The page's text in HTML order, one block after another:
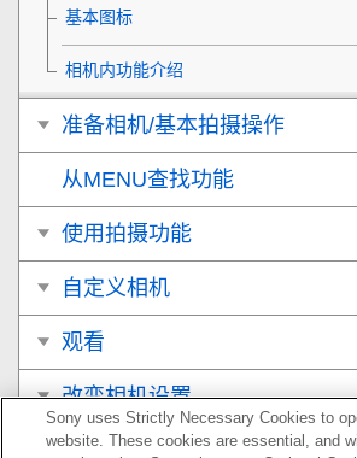
基本图标
相机内功能介绍
准备相机/基本拍摄操作
从MENU查找功能
使用拍摄功能
自定义相机
观看
改变相机设置
在智能手机上可用的功能
Sony uses Strictly Necessary Cookies to
website. These cookies are essential, and